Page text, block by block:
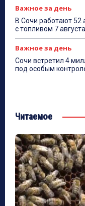
Важное за день
В Сочи работают 52
с топливом 7 августа
Важное за день
Сочи встретил 4
под особым
Читаемое